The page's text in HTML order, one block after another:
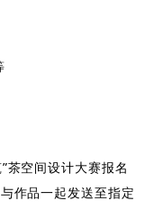
茶空间设计大赛报名
作品一起发送至指定